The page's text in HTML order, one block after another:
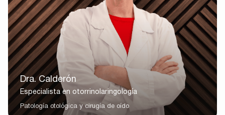
Dra. Calderón
Especialista en otorrinolaringología
Patología otológica y cirugía de oído